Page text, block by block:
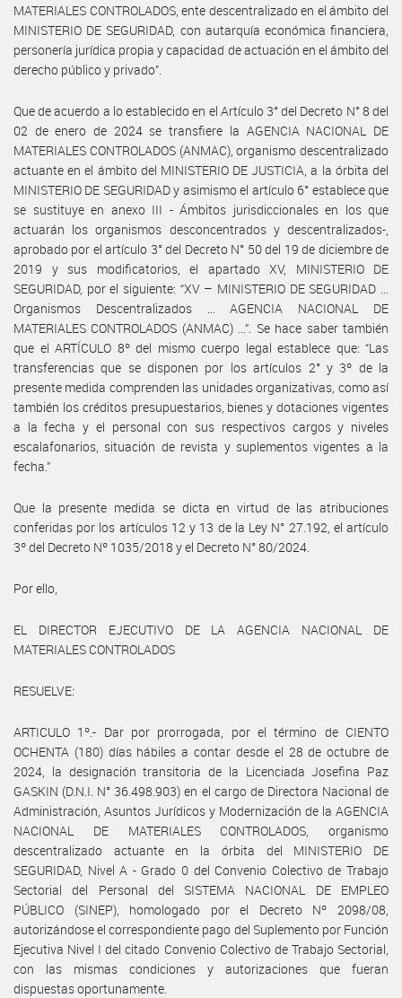
MATERIALES CONTROLADOS, ente descentralizado en el ámbito del
MINISTERIO DE SEGURIDAD, con autarquía económica financiera,
personería jurídica propia y capacidad de actuación en el ámbito del
derecho público y privado”.
Que de acuerdo a lo establecido en el Artículo 3° del Decreto N° 8 del
02 de enero de 2024 se transfiere la AGENCIA NACIONAL DE
MATERIALES CONTROLADOS (ANMAC), organismo descentralizado
actuante en el ámbito del MINISTERIO DE JUSTICIA, a la órbita del
MINISTERIO DE SEGURIDAD y asimismo el artículo 6° establece que
se sustituye en anexo III - Ámbitos jurisdiccionales en los que
actuarán los organismos desconcentrados y descentralizados-,
aprobado por el artículo 3° del Decreto N° 50 del 19 de diciembre de
2019 y sus modificatorios, el apartado XV, MINISTERIO DE
SEGURIDAD, por el siguiente: “XV – MINISTERIO DE SEGURIDAD …
Organismos Descentralizados … AGENCIA NACIONAL DE
MATERIALES CONTROLADOS (ANMAC) …”. Se hace saber también
que el ARTÍCULO 8º del mismo cuerpo legal establece que: “Las
transferencias que se disponen por los artículos 2° y 3º de la
presente medida comprenden las unidades organizativas, como así
también los créditos presupuestarios, bienes y dotaciones vigentes
a la fecha y el personal con sus respectivos cargos y niveles
escalafonarios, situación de revista y suplementos vigentes a la
fecha.”
Que la presente medida se dicta en virtud de las atribuciones
conferidas por los artículos 12 y 13 de la Ley N° 27.192, el artículo
3º del Decreto Nº 1035/2018 y el Decreto N° 80/2024.
Por ello,
EL DIRECTOR EJECUTIVO DE LA AGENCIA NACIONAL DE
MATERIALES CONTROLADOS
RESUELVE:
ARTICULO 1º.- Dar por prorrogada, por el término de CIENTO
OCHENTA (180) días hábiles a contar desde el 28 de octubre de
2024, la designación transitoria de la Licenciada Josefina Paz
GASKIN (D.N.I. N° 36.498.903) en el cargo de Directora Nacional de
Administración, Asuntos Jurídicos y Modernización de la AGENCIA
NACIONAL DE MATERIALES CONTROLADOS, organismo
descentralizado actuante en la órbita del MINISTERIO DE
SEGURIDAD, Nivel A - Grado 0 del Convenio Colectivo de Trabajo
Sectorial del Personal del SISTEMA NACIONAL DE EMPLEO
PÚBLICO (SINEP), homologado por el Decreto Nº 2098/08,
autorizándose el correspondiente pago del Suplemento por Función
Ejecutiva Nivel I del citado Convenio Colectivo de Trabajo Sectorial,
con las mismas condiciones y autorizaciones que fueran
dispuestas oportunamente.